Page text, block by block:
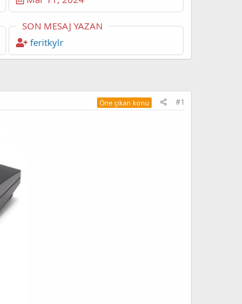
SON MESAJ YAZAN
feritkylr
Öne çıkan konu #1